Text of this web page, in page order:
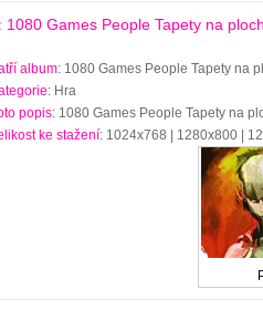
1080 Games People Tapety na
album: 1080 Games People Tapety na
: Hra
popis: 1080 Games People Tapety na
ke stažení: 1024x768 | 1280x800 |